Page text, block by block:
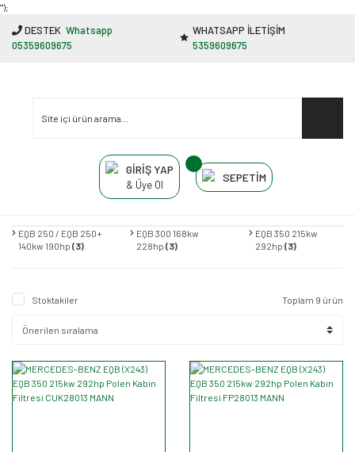
"');
DESTEK Whatsapp
05359609675
WHATSAPP İLETİŞİM
5359609675
GİRİŞ YAP
& Üye Ol
SEPETİM
EQB 250 / EQB 250+
140kw 190hp (3)
EQB 300 168kw
228hp(3)
EQB 350 215kw
292hp (3)
Stoktakiler Toplam 9 ürün